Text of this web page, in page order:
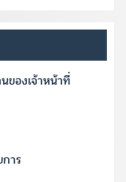
ของเจ้าหน้าที่
าร